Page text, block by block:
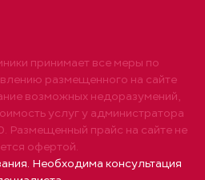
принимает все меры по
размещенного на сайте
возможных недоразумений,
услуг у администратора
Размещенный прайс на сайте не
офертой.
Необходима консультация